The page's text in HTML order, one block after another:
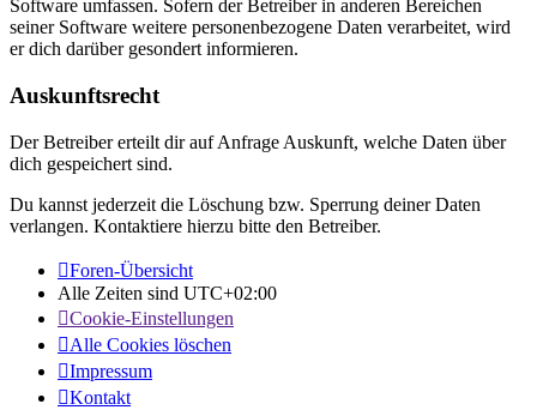
Software umfassen. Sofern der Betreiber in anderen Bereichen
seiner Software weitere personenbezogene Daten verarbeitet, wird
er dich darüber gesondert informieren.
Auskunftsrecht
Der Betreiber erteilt dir auf Anfrage Auskunft, welche Daten über
dich gespeichert sind.
Du kannst jederzeit die Löschung bzw. Sperrung deiner Daten
verlangen. Kontaktiere hierzu bitte den Betreiber.
Foren-Übersicht
Alle Zeiten sind UTC+02:00
Cookie-Einstellungen
Alle Cookies löschen
Impressum
Kontakt